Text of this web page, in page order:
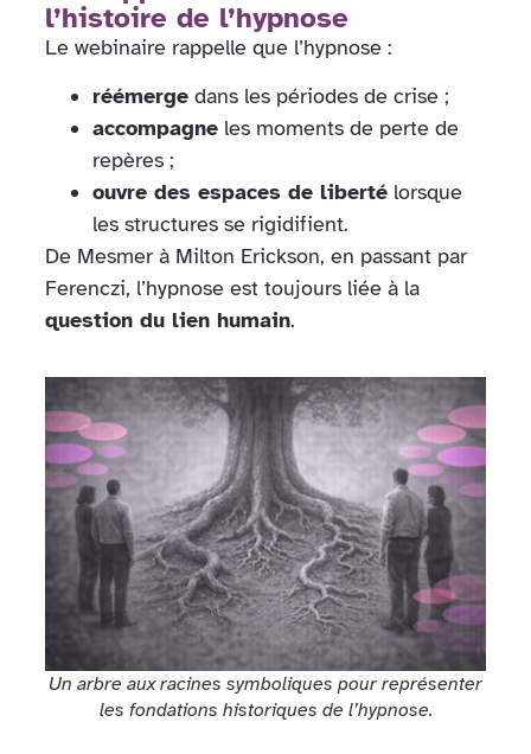
l’histoire de l’hypnose
Le webinaire rappelle que l’hypnose :
réémerge dans les périodes de crise ;
accompagne les moments de perte de
repères ;
ouvre des espaces de liberté lorsque
les structures se rigidifient.
De Mesmer à Milton Erickson, en passant par
Ferenczi, l’hypnose est toujours liée à la
question du lien humain.
Un arbre aux racines symboliques pour représenter
les fondations historiques de l’hypnose.